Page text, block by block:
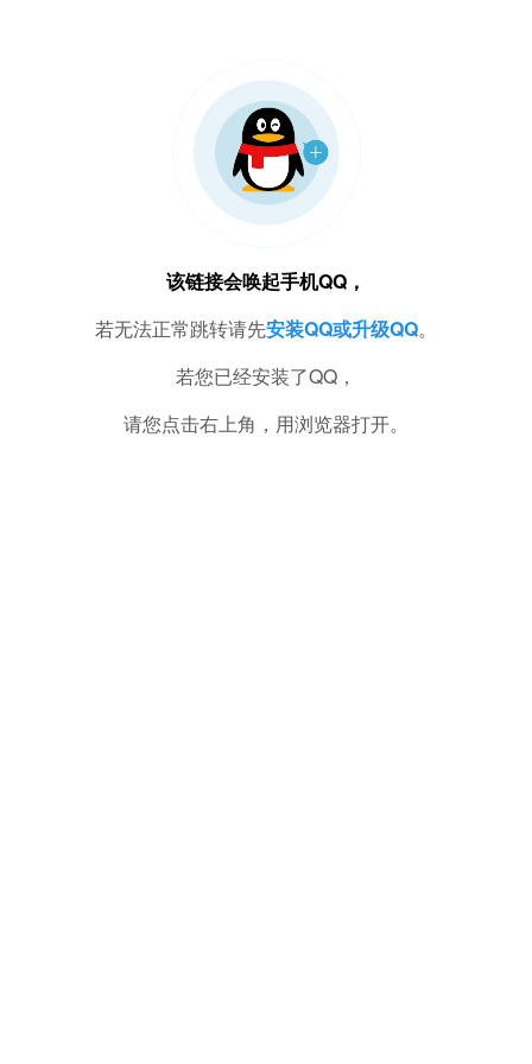
该链接会唤起手机QQ，
若无法正常跳转请先安装QQ或升级QQ。
若您已经安装了QQ，
请您点击右上角，用浏览器打开。